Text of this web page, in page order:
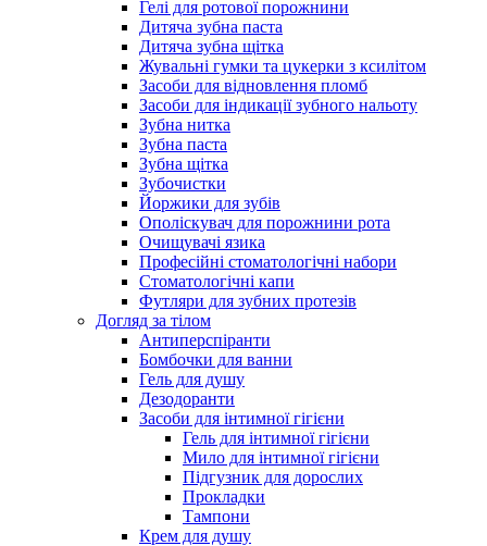
Гелі для ротової порожнини
Дитяча зубна паста
Дитяча зубна щітка
Жувальні гумки та цукерки з ксилітом
Засоби для відновлення пломб
Засоби для індикації зубного нальоту
Зубна нитка
Зубна паста
Зубна щітка
Зубочистки
Йоржики для зубів
Ополіскувач для порожнини рота
Очищувачі язика
Професійні стоматологічні набори
Стоматологічні капи
Футляри для зубних протезів
Догляд за тілом
Антиперспіранти
Бомбочки для ванни
Гель для душу
Дезодоранти
Засоби для інтимної гігієни
Гель для інтимної гігієни
Мило для інтимної гігієни
Підгузник для дорослих
Прокладки
Тампони
Крем для душу